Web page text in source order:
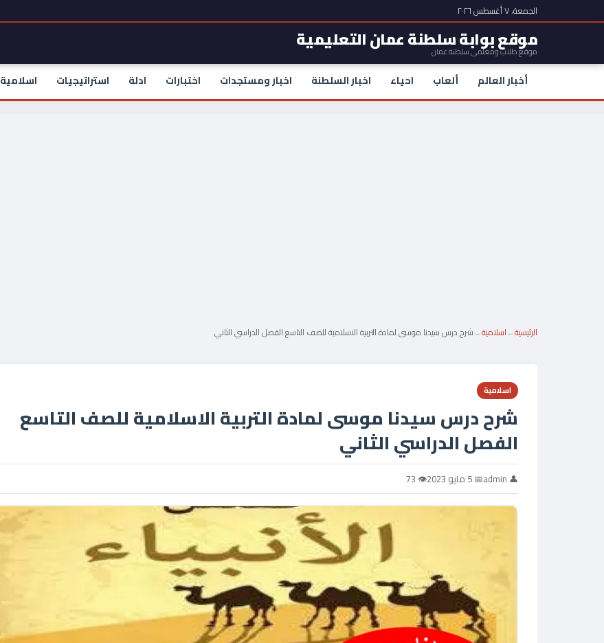
الجمعة، ٧ أغسطس ٢٠٢٦
موقع بوابة سلطنة عمان التعليمية
موقع طلاب ومعلمي سلطنة عمان
أخبار العالم ألعاب احياء اخبار السلطنة اخبار ومستجدات اختبارات ادلة استراتيجيات اسلامية
الرئيسية←اسلامية←شرح درس سيدنا موسى لمادة التربية الاسلامية للصف التاسع الفصل الدراسي الثاني
اسلامية
شرح درس سيدنا موسى لمادة التربية الاسلامية للصف التاسع
الفصل الدراسي الثاني
👤 admin 📅 5 مايو 2023 👁 73